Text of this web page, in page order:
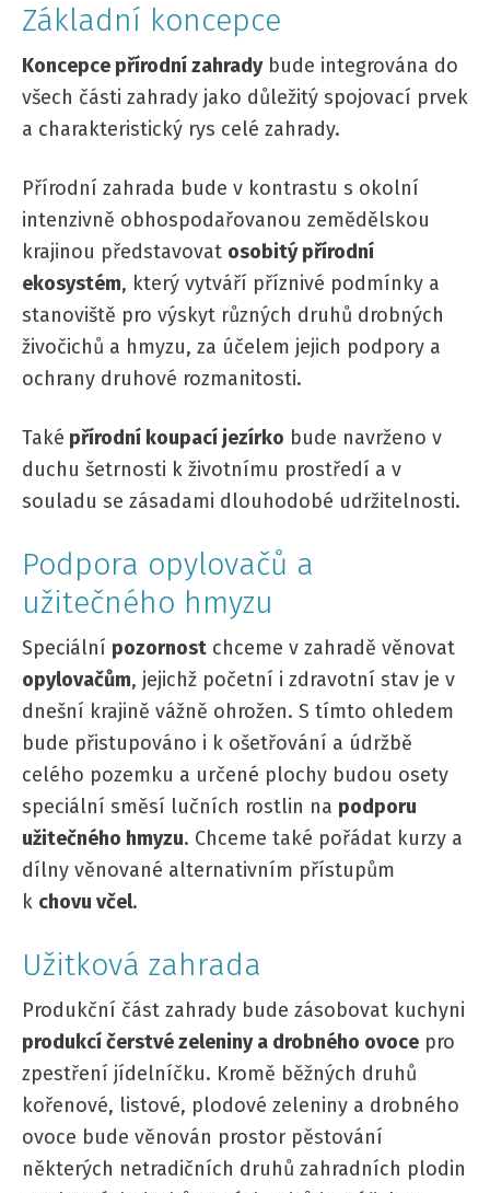
Základní koncepce
Koncepce přírodní zahradybude integrována do
všech části zahrady jako důležitý spojovací prvek
a charakteristický rys celé zahrady.
Přírodní zahrada bude v kontrastu s okolní
intenzivně obhospodařovanou zemědělskou
krajinou představovat osobitý přírodní
ekosystém, který vytváří příznivé podmínky a
stanoviště pro výskyt různých druhů drobných
živočichů a hmyzu, za účelem jejich podpory a
ochrany druhové rozmanitosti.
Také přírodní koupací jezírko bude navrženo v
duchu šetrnosti k životnímu prostředí a v
souladu se zásadami dlouhodobé udržitelnosti.
Podpora opylovačů a
užitečného hmyzu
Speciální pozornost chceme v zahradě věnovat
opylovačům, jejichž početní i zdravotní stav je v
dnešní krajině vážně ohrožen. S tímto ohledem
bude přistupováno i k ošetřování a údržbě
celého pozemku a určené plochy budou osety
speciální směsí lučních rostlin na podporu
užitečného hmyzu. Chceme také pořádat kurzy a
dílny věnované alternativním přístupům
k chovu včel.
Užitková zahrada
Produkční část zahrady bude zásobovat kuchyni
produkcí čerstvé zeleniny a drobného ovoce pro
zpestření jídelníčku. Kromě běžných druhů
kořenové, listové, plodové zeleniny a drobného
ovoce bude věnován prostor pěstování
některých netradičních druhů zahradních plodin